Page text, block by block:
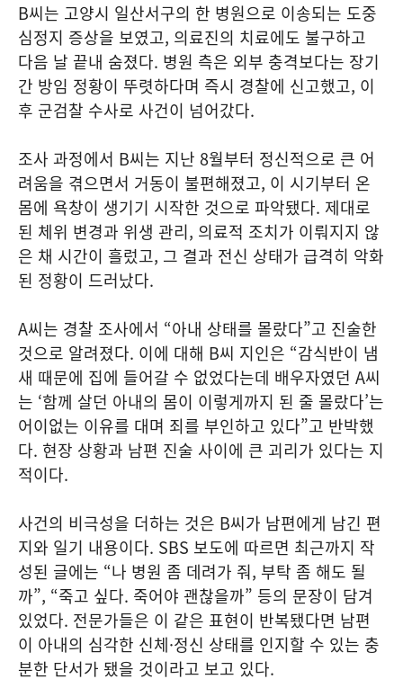
B씨는 고양시 일산서구의 한 병원으로 이송되는 도중
심정지 증상을 보였고, 의료진의 치료에도 불구하고
다음 날 끝내 숨졌다. 병원 측은 외부 충격보다는 장기
간 방임 정황이 뚜렷하다며 즉시 경찰에 신고했고, 이
후 군검찰 수사로 사건이 넘어갔다.
조사 과정에서 B씨는 지난 8월부터 정신적으로 큰 어
려움을 겪으면서 거동이 불편해졌고, 이 시기부터 온
몸에 욕창이 생기기 시작한 것으로 파악됐다. 제대로
된 체위 변경과 위생 관리, 의료적 조치가 이뤄지지 않
은 채 시간이 흘렀고, 그 결과 전신 상태가 급격히 악화
된 정황이 드러났다.
A씨는 경찰 조사에서 “아내 상태를 몰랐다”고 진술한
것으로 알려졌다. 이에 대해 B씨 지인은 “감식반이 냄
새 때문에 집에 들어갈 수 없었다는데 배우자였던 A씨
는 ‘함께 살던 아내의 몸이 이렇게까지 된 줄 몰랐다’는
어이없는 이유를 대며 죄를 부인하고 있다”고 반박했
다. 현장 상황과 남편 진술 사이에 큰 괴리가 있다는 지
적이다.
사건의 비극성을 더하는 것은 B씨가 남편에게 남긴 편
지와 일기 내용이다. SBS 보도에 따르면 최근까지 작
성된 글에는 “나 병원 좀 데려가 줘, 부탁 좀 해도 될
까”, “죽고 싶다. 죽어야 괜찮을까” 등의 문장이 담겨
있었다. 전문가들은 이 같은 표현이 반복됐다면 남편
이 아내의 심각한 신체·정신 상태를 인지할 수 있는 충
분한 단서가 됐을 것이라고 보고 있다.